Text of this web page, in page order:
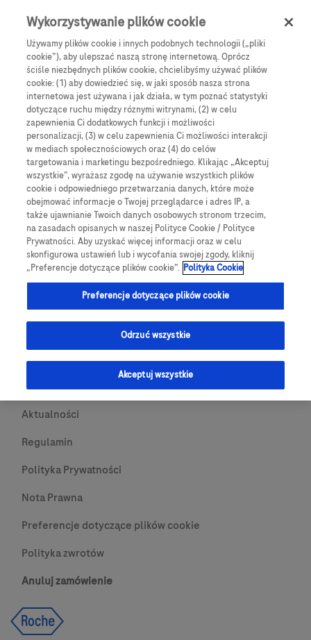
Skip to main content Menu
Products Articles
We are sorry, but no results were found for:
Globalne Strony Internetowe
Global Roche
Platforma Accu-Chek Care
Global Roche Diabetologia
Wszystkie lokalizacje
Skontaktuj się z nami
O nas
Aktualności
Regulamin
Polityka Prywatności
Nota Prawna
Preferencje dotyczące plików cookie
Polityka zwrotów
Anuluj zamówienie
Wykorzystywanie plików cookie
Używamy plików cookie i innych podobnych technologii („pliki
cookie”), aby ulepszać naszą stronę internetową. Oprócz
ściśle niezbędnych plików cookie, chcielibyśmy używać plików
cookie: (1) aby dowiedzieć się, w jaki sposób nasza strona
internetowa jest używana i jak działa, w tym poznać statystyki
dotyczące ruchu między róznymi witrynami, (2) w celu
zapewnienia Ci dodatkowych funkcji i możliwości
personalizacji, (3) w celu zapewnienia Ci możliwości interakcji
w mediach społecznościowych oraz (4) do celów
targetowania i marketingu bezpośredniego. Klikając „Akceptuj
wszystkie”, wyrażasz zgodę na używanie wszystkich plików
cookie i odpowiedniego przetwarzania danych, które może
obejmować informacje o Twojej przeglądarce i adres IP, a
także ujawnianie Twoich danych osobowych stronom trzecim,
na zasadach opisanych w naszej Polityce Cookie / Polityce
Prywatności. Aby uzyskać więcej informacji oraz w celu
skonfigurowa ustawień lub i wycofania swojej zgody, kliknij
„Preferencje dotyczące plików cookie”. Polityka Cookie
Preferencje dotyczące plików cookie
Odrzuć wszystkie
Akceptuj wszystkie